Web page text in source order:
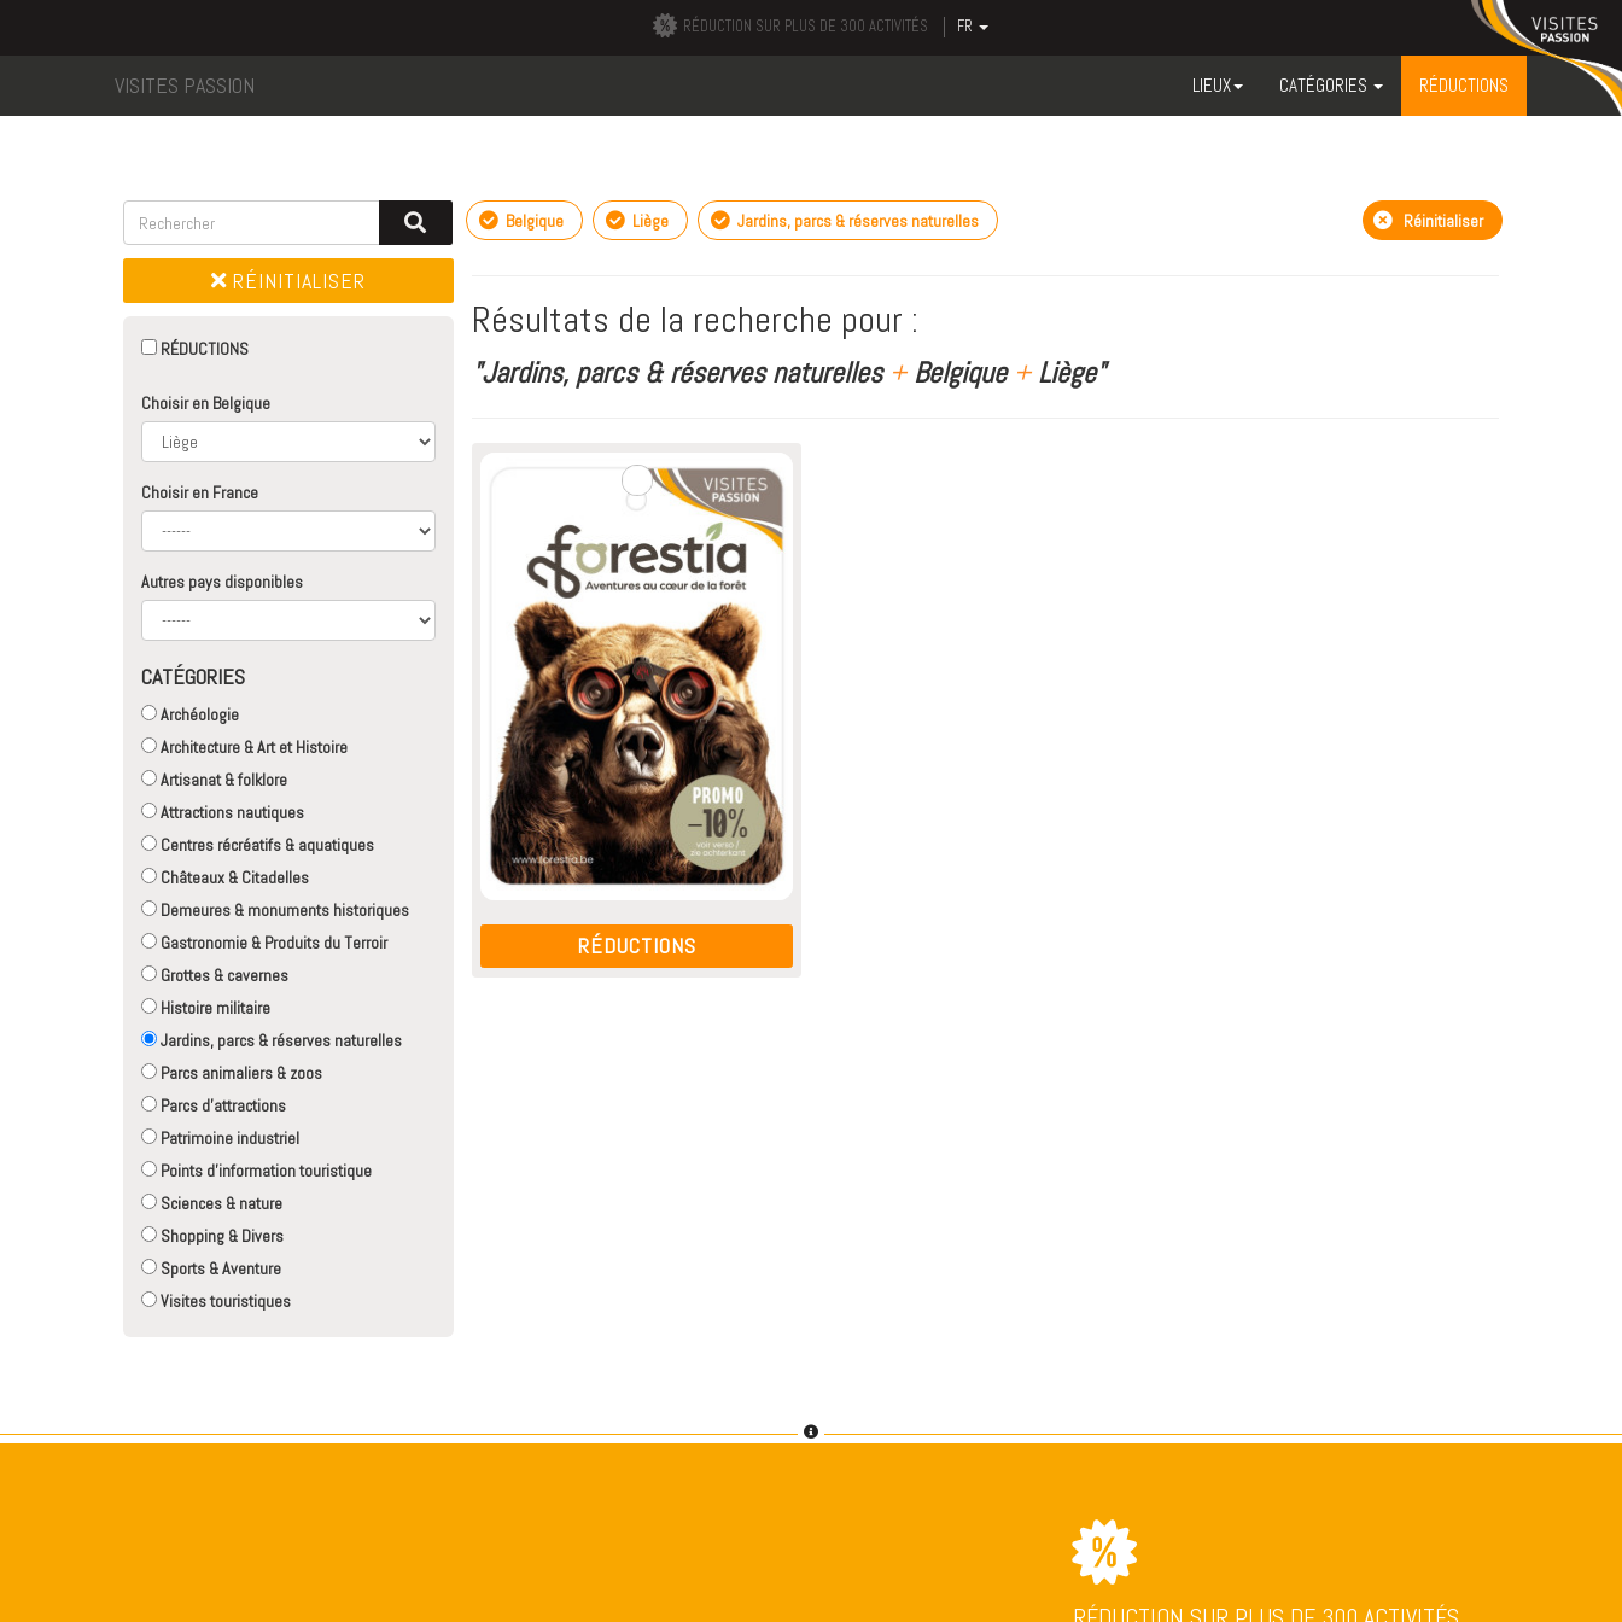
RÉDUCTION SUR PLUS DE 300 ACTIVITÉS FR
VISITES PASSION LIEUX CATÉGORIES RÉDUCTIONS
RÉINITIALISER
RÉDUCTIONS
Choisir en Belgique
Choisir en France
Autres pays disponibles
CATÉGORIES
Archéologie
Architecture & Art et Histoire
Artisanat & folklore
Attractions nautiques
Centres récréatifs & aquatiques
Châteaux & Citadelles
Demeures & monuments historiques
Gastronomie & Produits du Terroir
Grottes & cavernes
Histoire militaire
Jardins, parcs & réserves naturelles
Parcs animaliers & zoos
Parcs d'attractions
Patrimoine industriel
Points d'information touristique
Sciences & nature
Shopping & Divers
Sports & Aventure
Visites touristiques
Belgique Liège Jardins, parcs & réserves naturelles Réinitialiser
Résultats de la recherche pour :
"Jardins, parcs & réserves naturelles +Belgique +Liège"
RÉDUCTIONS